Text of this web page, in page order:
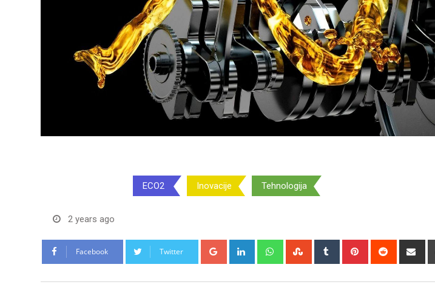
ECO2 Inovacije Tehnologija
2 years ago
Facebook Twitter Google+ LinkedIn WhatsappStumbleUpon
Tumblr Pinterest Reddit